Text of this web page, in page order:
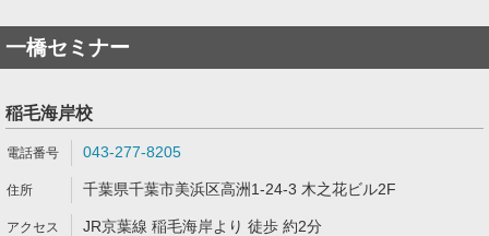
一橋セミナー
稲毛海岸校
043-277-8205
千葉県千葉市美浜区高洲1-24-3 木之花ビル2F
JR京葉線 稲毛海岸より 徒歩 約2分